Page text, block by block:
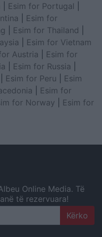
Esim for Portugal
Esim for
Esim for Thailand
Esim for Vietnam
Austria
Esim for
Esim for Russia
Esim for Peru
Esim
Esim for
for Norway
Esim for
Online Media. Të
të rezervuara!